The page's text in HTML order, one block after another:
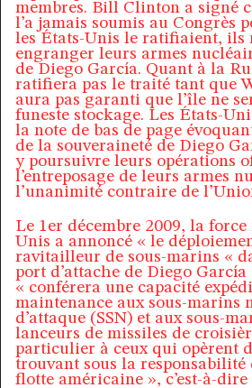
membres. Bill Clinton a signé
l’a jamais soumis au Congrès
les États-Unis le ratifiaient, ils
engranger leurs armes
de Diego García. Quant à la
ratifiera pas le traité tant que
aura pas garanti que l’île ne
funeste stockage. Les États-
la note de bas de page
de la souveraineté de Diego
y poursuivre leurs opérations
l’entreposage de leurs armes
l’unanimité contraire de
Le 1er décembre 2009, la force
Unis a annoncé « le
ravitailleur de sous-marins «
port d’attache de Diego García
« conférera une capacité
maintenance aux sous-marins
d’attaque (SSN) et aux sous-
lanceurs de missiles de
particulier à ceux qui opèrent
trouvant sous la
flotte américaine », c’est-à-